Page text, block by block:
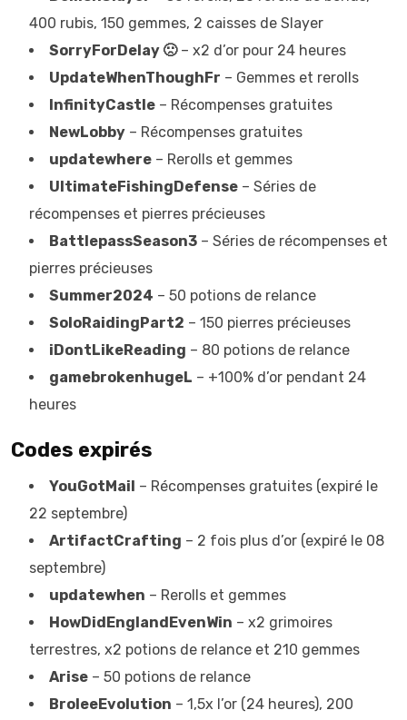
400 rubis, 150 gemmes, 2 caisses de Slayer
SorryForDelay 🙁– x2 d’or pour 24 heures
UpdateWhenThoughFr – Gemmes et rerolls
InfinityCastle – Récompenses gratuites
NewLobby – Récompenses gratuites
updatewhere – Rerolls et gemmes
UltimateFishingDefense – Séries de
récompenses et pierres précieuses
BattlepassSeason3 – Séries de récompenses et
pierres précieuses
Summer2024 – 50 potions de relance
SoloRaidingPart2 – 150 pierres précieuses
iDontLikeReading – 80 potions de relance
gamebrokenhugeL – +100% d’or pendant 24
heures
Codes expirés
YouGotMail – Récompenses gratuites (expiré le
22 septembre)
ArtifactCrafting – 2 fois plus d’or (expiré le 08
septembre)
updatewhen – Rerolls et gemmes
HowDidEnglandEvenWin – x2 grimoires
terrestres, x2 potions de relance et 210 gemmes
Arise – 50 potions de relance
BroleeEvolution – 1,5x l’or (24 heures), 200